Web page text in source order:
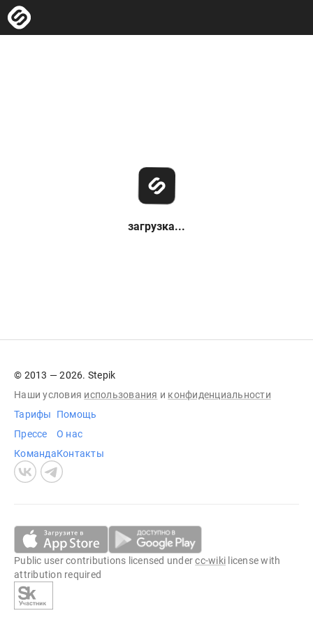
загрузка...
© 2013 — 2026. Stepik
Наши условия использования и конфиденциальности
Тарифы
Прессе
Команда
Помощь
О нас
Контакты
Public user contributions licensed undercc-wiki license with
attribution required